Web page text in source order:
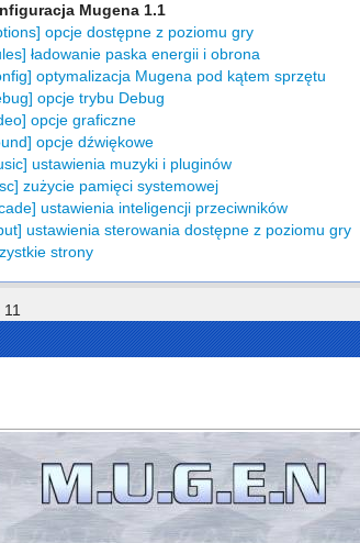
Mugena 1.1
opcje dostępne z poziomu gry
ładowanie paska energii i obrona
optymalizacja Mugena pod kątem sprzętu
opcje trybu Debug
opcje graficzne
opcje dźwiękowe
ustawienia muzyki i pluginów
zużycie pamięci systemowej
ustawienia inteligencji przeciwników
ustawienia sterowania dostępne z poziomu gry
strony